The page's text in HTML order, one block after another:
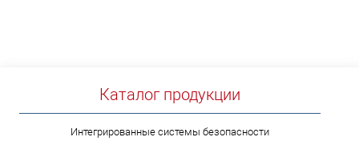
Каталог продукции
Интегрированные системы безопасности